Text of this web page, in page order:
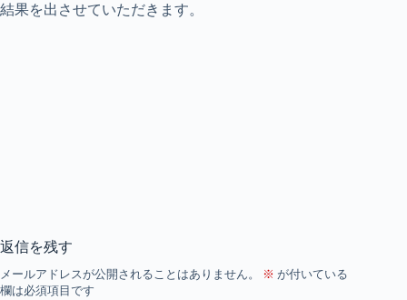
結果を出させていただきます。
返信を残す
メールアドレスが公開されることはありません。 ※ が付いている
欄は必須項目です